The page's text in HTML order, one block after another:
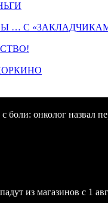
… С
с боли: онколог назвал
из магазинов с 1